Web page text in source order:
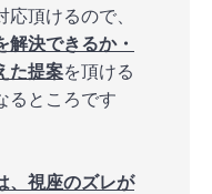
頂けるので、
決できるか・
た提案を頂ける
るところです
、視座のズレが